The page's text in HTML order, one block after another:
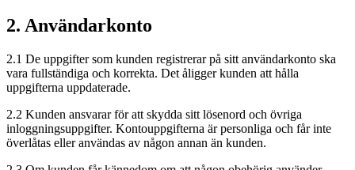
2. Användarkonto
2.1 De uppgifter som kunden registrerar på sitt användarkonto ska
vara fullständiga och korrekta. Det åligger kunden att hålla
uppgifterna uppdaterade.
2.2 Kunden ansvarar för att skydda sitt lösenord och övriga
inloggningsuppgifter. Kontouppgifterna är personliga och får inte
överlåtas eller användas av någon annan än kunden.